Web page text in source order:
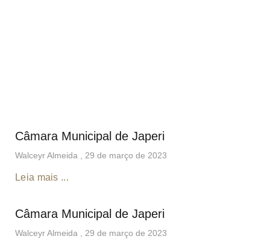
Câmara Municipal de Japeri
Walceyr Almeida 29 de março de 2023
Leia mais ...
Câmara Municipal de Japeri
Walceyr Almeida 29 de março de 2023